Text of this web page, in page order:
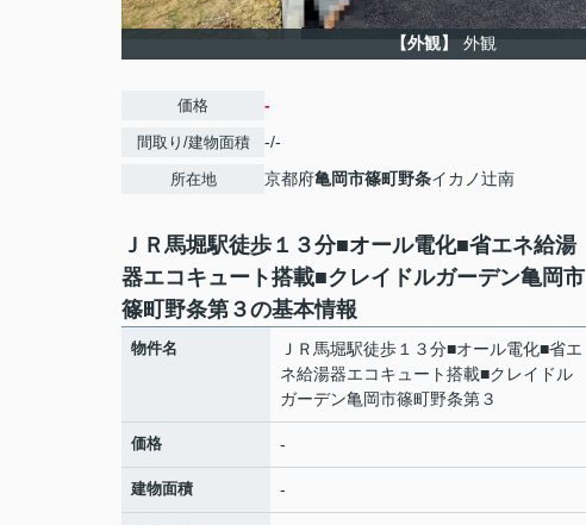
【外観】 外観
価格 -
間取り/建物面積 -/-
所在地 京都府亀岡市篠町野条イカノ辻南
ＪＲ馬堀駅徒歩１３分■オール電化■省エネ給湯
器エコキュート搭載■クレイドルガーデン亀岡市
篠町野条第３の基本情報
物件名
ＪＲ馬堀駅徒歩１３分■オール電化■省エ
ネ給湯器エコキュート搭載■クレイドル
ガーデン亀岡市篠町野条第３
価格 -
建物面積 -